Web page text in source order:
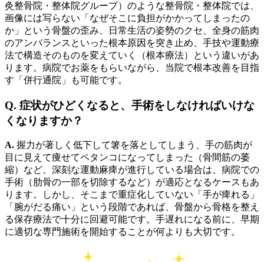
灸整骨院・整体院グループ）のような整骨院・整体院では、
画像には写らない「なぜそこに負担がかかってしまったの
か」という骨盤の歪み、日常生活の姿勢のクセ、全身の筋肉
のアンバランスといった根本原因を突き止め、手技や運動療
法で構造そのものを変えていく（根本療法）という違いがあ
ります。病院でお薬をもらいながら、当院で根本改善を目指
す「併行通院」も可能です。
Q. 症状がひどくなると、手術をしなければいけな
くなりますか？
A. 握力が著しく低下して箸を落としてしまう、手の筋肉が
目に見えて痩せてペタンコになってしまった（骨間筋の萎
縮）など、深刻な運動麻痺が進行している場合は、病院での
手術（肋骨の一部を切除するなど）が適応となるケースもあ
ります。しかし、そこまで重症化していない「手が痺れる」
「腕がだる痛い」という段階であれば、骨盤から骨格を整え
る保存療法で十分に回避可能です。手遅れになる前に、早期
に適切な専門施術を開始することが何よりも大切です。